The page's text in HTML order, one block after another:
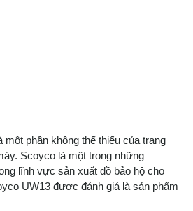
một phần không thể thiếu của trang
Scoyco là một trong những
lĩnh vực sản xuất đồ bảo hộ cho
UW13 được đánh giá là sản phẩm